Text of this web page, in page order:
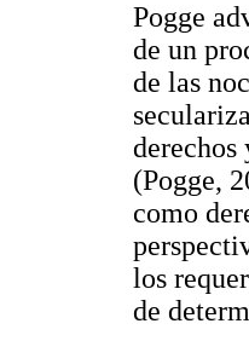
Pogge
de un
de las
derechos
(Pogge,
como
los
de